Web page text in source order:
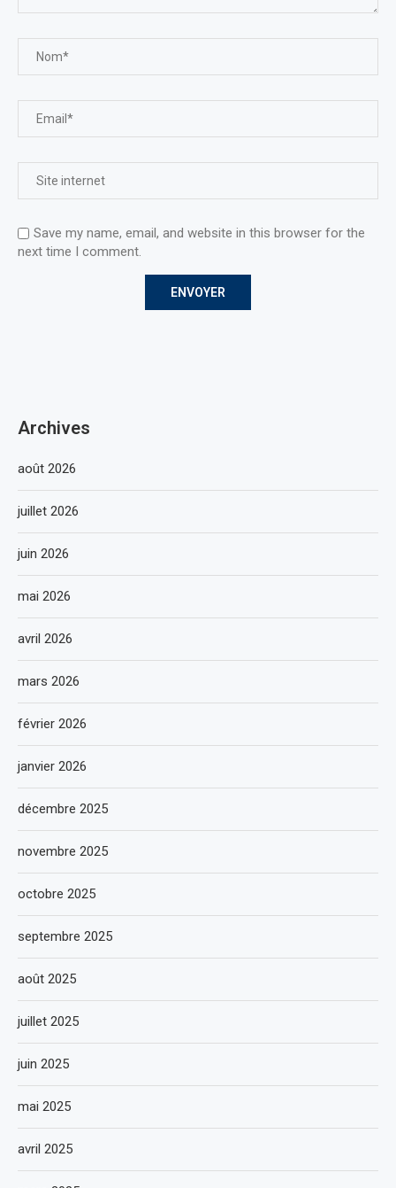
Save my name, email, and website in this browser for the
next time I comment.
Archives
août 2026
juillet 2026
juin 2026
mai 2026
avril 2026
mars 2026
février 2026
janvier 2026
décembre 2025
novembre 2025
octobre 2025
septembre 2025
août 2025
juillet 2025
juin 2025
mai 2025
avril 2025